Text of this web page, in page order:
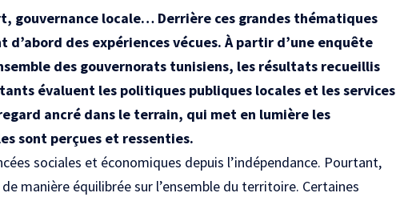
gouvernance locale… Derrière ces grandes thématiques
des expériences vécues. À partir d’une enquête
des gouvernorats tunisiens, les résultats recueillis
évaluent les politiques publiques locales et les services
ancré dans le terrain, qui met en lumière les
sont perçues et ressenties.
sociales et économiques depuis l’indépendance. Pourtant,
manière équilibrée sur l’ensemble du territoire. Certaines